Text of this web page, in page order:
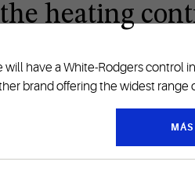
heating
have a White-Rodgers control
brand offering the widest range